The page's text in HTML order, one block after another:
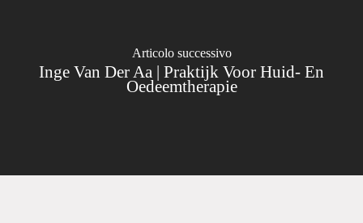
Articolo successivo
Inge Van Der Aa | Praktijk Voor Huid- En
Oedeemtherapie